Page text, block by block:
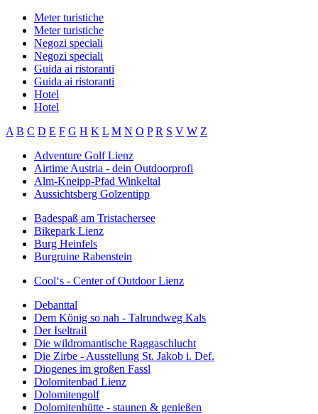
Meter turistiche
Meter turistiche
Negozi speciali
Negozi speciali
Guida ai ristoranti
Guida ai ristoranti
Hotel
Hotel
A B C D E F G H K L M N O P R S V W Z
Adventure Golf Lienz
Airtime Austria - dein Outdoorprofi
Alm-Kneipp-Pfad Winkeltal
Aussichtsberg Golzentipp
Badespaß am Tristachersee
Bikepark Lienz
Burg Heinfels
Burgruine Rabenstein
Cool‘s - Center of Outdoor Lienz
Debanttal
Dem König so nah - Talrundweg Kals
Der Iseltrail
Die wildromantische Raggaschlucht
Die Zirbe - Ausstellung St. Jakob i. Def.
Diogenes im großen Fassl
Dolomitenbad Lienz
Dolomitengolf
Dolomitenhütte - staunen & genießen